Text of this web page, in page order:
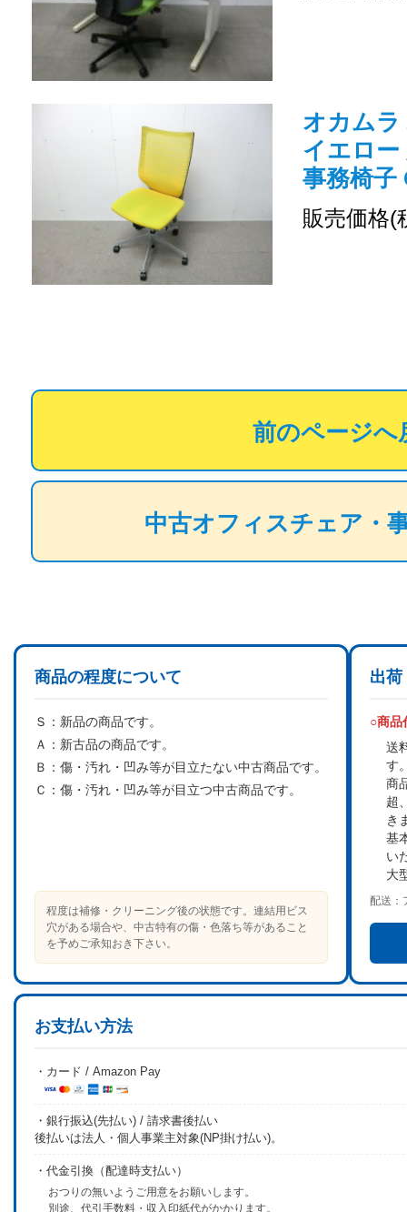
オカムラ
イエロ
事務椅子
販売価格(
前のページへ
中古オフィスチェア・
商品の程度について
Ｓ： 新品の商品です。
Ａ： 新古品の商品です。
Ｂ： 傷・汚れ・凹み等が目立たない中古商品です。
Ｃ： 傷・汚れ・凹み等が目立つ中古商品です。
程度は補修・クリーニング後の状態です。連結用ビス
穴がある場合や、中古特有の傷・色落ち等があること
を予めご承知おき下さい。
出荷
○商品
送
す
商
超
き
基
い
大
配送：
お支払い方法
・カード / Amazon Pay
・銀行振込(先払い) / 請求書後払い
後払いは法人・個人事業主対象(NP掛け払い)。
・代金引換（配達時支払い）
おつりの無いようご用意をお願いします。
別途、代引手数料・収入印紙代がかかります。